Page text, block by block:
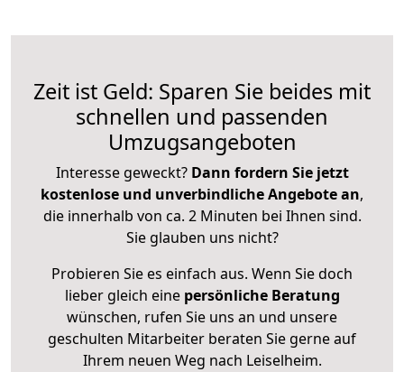
Zeit ist Geld: Sparen Sie beides mit
schnellen und passenden
Umzugsangeboten
Interesse geweckt? Dann fordern Sie jetzt
kostenlose und unverbindliche Angebote an,
die innerhalb von ca. 2 Minuten bei Ihnen sind.
Sie glauben uns nicht?
Probieren Sie es einfach aus. Wenn Sie doch
lieber gleich eine persönliche Beratung
wünschen, rufen Sie uns an und unsere
geschulten Mitarbeiter beraten Sie gerne auf
Ihrem neuen Weg nach Leiselheim.